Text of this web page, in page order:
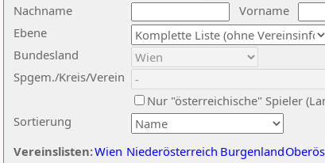
Nachname
Vorname
Ebene
Sortierung
Bundesland
Spgem./Kreis/Verein
Nur "österreichische" Spieler
Vereinslisten:Wien Niederösterreich Burgenland